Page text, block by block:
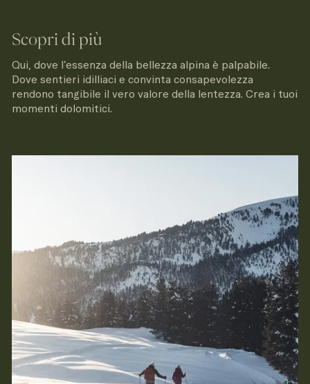
Scopri di più
Qui, dove l’essenza della bellezza alpina è palpabile.
Dove sentieri idilliaci e convinta consapevolezza
rendono tangibile il vero valore della lentezza. Crea i tuoi
momenti dolomitici.